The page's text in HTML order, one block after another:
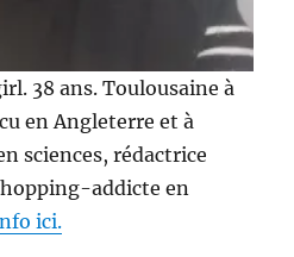
38 ans. Toulousaine à
en Angleterre et à
sciences, rédactrice
addicte en
ici.